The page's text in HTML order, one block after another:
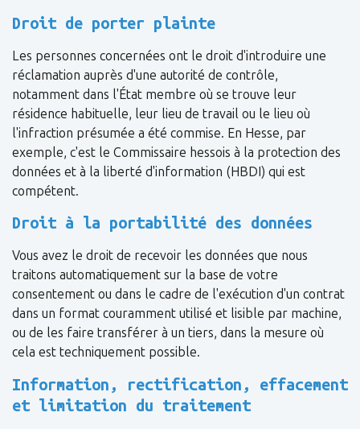
Droit de porter plainte
Les personnes concernées ont le droit d'introduire une
réclamation auprès d'une autorité de contrôle,
notamment dans l'État membre où se trouve leur
résidence habituelle, leur lieu de travail ou le lieu où
l'infraction présumée a été commise. En Hesse, par
exemple, c'est le Commissaire hessois à la protection des
données et à la liberté d'information (HBDI) qui est
compétent.
Droit à la portabilité des données
Vous avez le droit de recevoir les données que nous
traitons automatiquement sur la base de votre
consentement ou dans le cadre de l'exécution d'un contrat
dans un format couramment utilisé et lisible par machine,
ou de les faire transférer à un tiers, dans la mesure où
cela est techniquement possible.
Information, rectification, effacement
et limitation du traitement